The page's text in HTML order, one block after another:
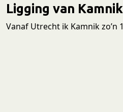
Ligging van
Vanaf Utrecht ik Kamnik zo’n